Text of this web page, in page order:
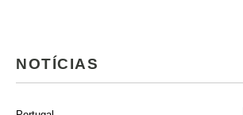
NOTÍCIAS